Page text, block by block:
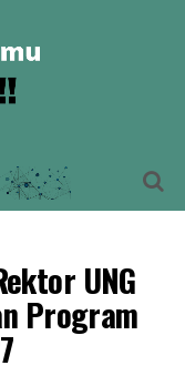
UNG
Program